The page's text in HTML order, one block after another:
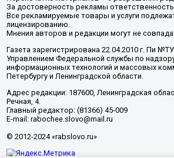
За достоверность рекламы
Все рекламируемые товары и услуги
лицензированию.
Мнения авторов и редакции могут не
Газета зарегистрирована 22.04.2010 г. Пи
Управлением Федеральной службы по
информационных технологий и массовых
Петербургу и Ленинградской области.
Адрес редакции: 187600, Ленинградская
Речная, 4.
Главный редактор: (81366) 45-009
E-mail: rabochee.slovo@mail.ru
© 2012-2024 «rabslovo.ru»